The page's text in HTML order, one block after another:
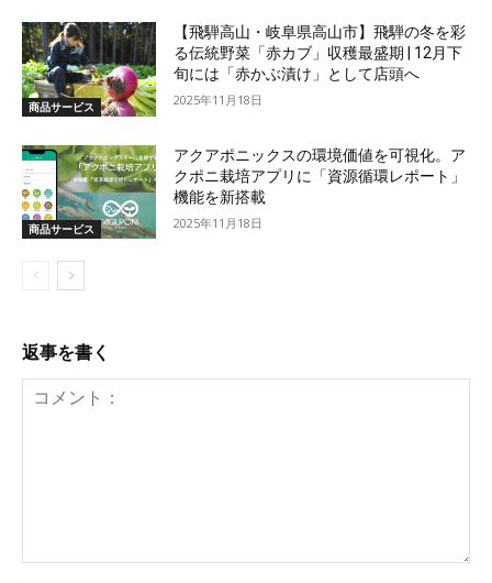
商品サービス
【飛騨高山・岐阜県高山市】飛騨の冬を彩
る伝統野菜「赤カブ」収穫最盛期 | 12月下
旬には「赤かぶ漬け」として店頭へ
2025年11月18日
商品サービス
アクアポニックスの環境価値を可視化。ア
クポニ栽培アプリに「資源循環レポート」
機能を新搭載
2025年11月18日
返事を書く